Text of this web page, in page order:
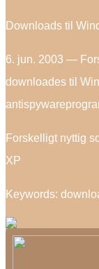
Downloads til
6. jun. 2003 —
downloades til
Forskelligt nyttig
XP
Keywords: